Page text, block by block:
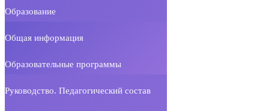
Образование
Общая информация
Образовательные программы
Руководство. Педагогический состав